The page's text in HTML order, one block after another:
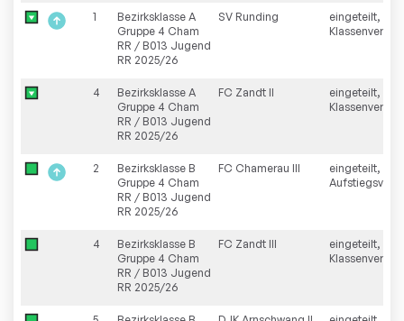
1
Bezirksklasse A
Gruppe 4 Cham
RR / B013 Jugend
RR 2025/26
SV Runding
eingeteilt,
4
Bezirksklasse A
Gruppe 4 Cham
RR / B013 Jugend
RR 2025/26
FC Zandt II
eingeteilt,
2
Bezirksklasse B
Gruppe 4 Cham
RR / B013 Jugend
RR 2025/26
FC Chamerau III
eingeteilt,
4
Bezirksklasse B
Gruppe 4 Cham
RR / B013 Jugend
RR 2025/26
FC Zandt III
eingeteilt,